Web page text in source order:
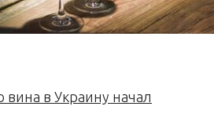
вина в Украину начал